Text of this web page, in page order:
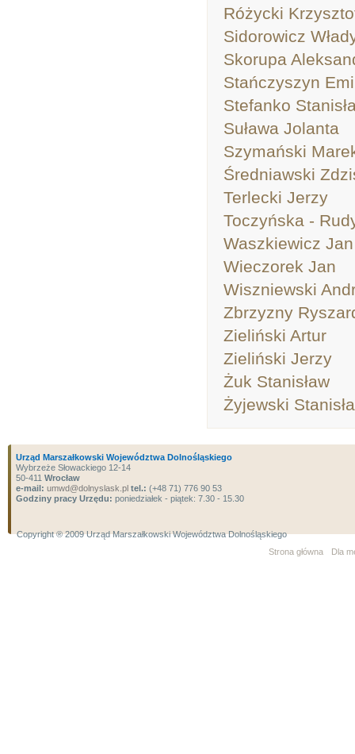
Różycki
Sidorowicz
Skorupa
Stańczyszyn
Stefanko
Suława Jolanta
Szymański
Średniawski
Terlecki Jerzy
Toczyńska -
Waszkiewicz Jan
Wieczorek Jan
Wiszniewski
Zbrzyzny
Zieliński Artur
Zieliński Jerzy
Żuk Stanisław
Żyjewski
Urząd Marszałkowski Województwa Dolnośląskiego
Wybrzeże Słowackiego 12-14
50-411 Wrocław
e-mail: umwd@dolnyslask.pl tel.: (+48 71) 776 90 53
Godziny pracy Urzędu: poniedziałek - piątek: 7.30 - 15.30
Copyright ® 2009 Urząd Marszałkowski Województwa Dolnośląskiego
Strona główna
Dla